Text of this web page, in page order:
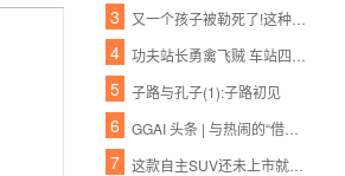
3 又一个孩子被勒死了!这种衣服一年害死不少孩子,90%的父母都忽略了,千万别再给孩子穿了!
4
5 子路与孔子(1):子路初见
6 GGAI 头条 | 与热闹的“借壳上市“不同,360的人工智能战略一直都很低调,很强大
7 这款自主SUV还未上市就先火,御用奔驰设计师将自主品牌提升更高档次